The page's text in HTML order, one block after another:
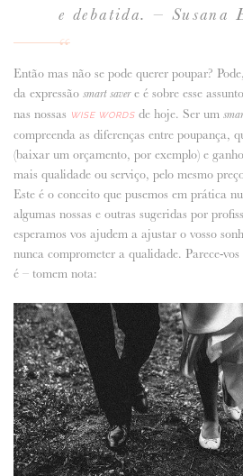
e debatida. – Susana
Então mas não se pode querer poupar?
da expressão smart savere é sobre esse
nas nossas
WISE WORDS de hoje. Ser um
compreenda as diferenças entre poupança,
(baixar um orçamento, por exemplo) e
mais qualidade ou serviço, pelo mesmo
Este é o conceito que pusemos em prática
algumas nossas e outras sugeridas por
esperamos vos ajudem a ajustar o vosso
nunca comprometer a qualidade. Parece-
é – tomem nota: